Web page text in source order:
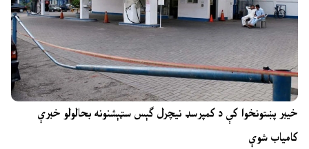
خیبر پښتونخوا کې د کمپرسډ نیچرل ګېس سټېشنونه بحالولو خبرې
کامیاب شوې